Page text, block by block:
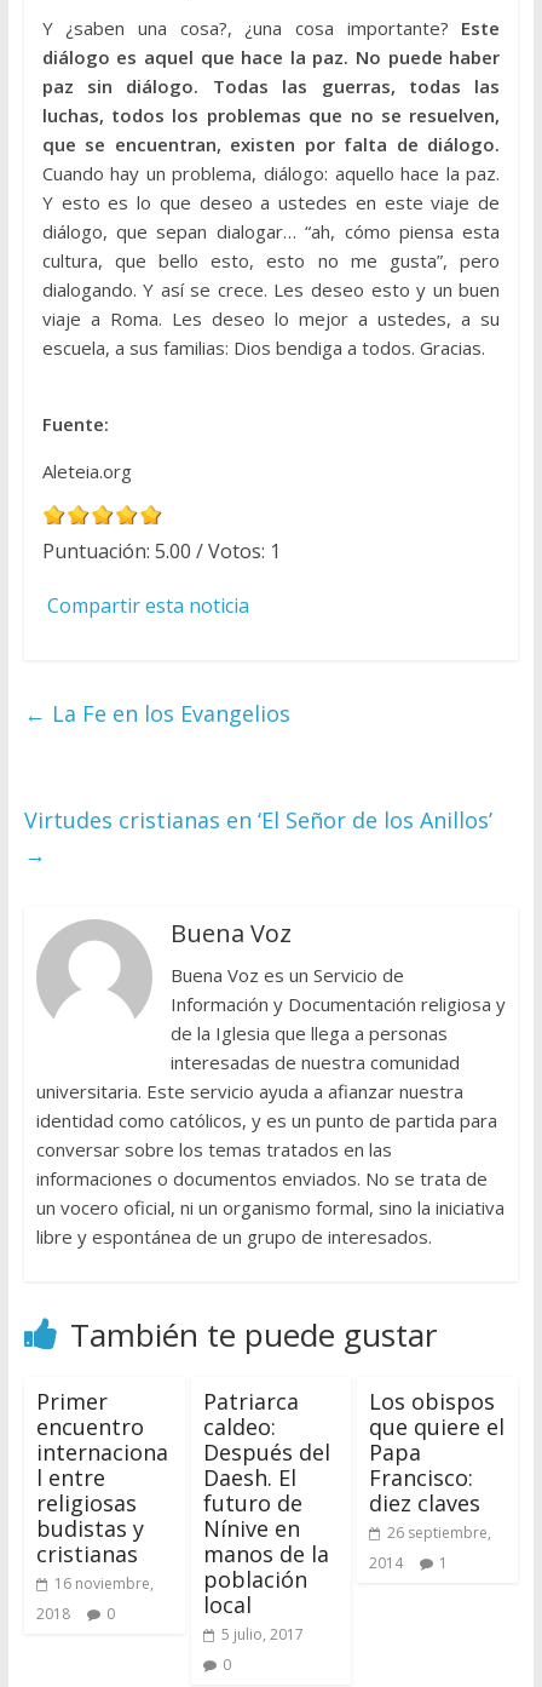
Y ¿saben una cosa?, ¿una cosa importante? Este
diálogo es aquel que hace la paz. No puede haber
paz sin diálogo. Todas las guerras, todas las
luchas, todos los problemas que no se resuelven,
que se encuentran, existen por falta de diálogo.
Cuando hay un problema, diálogo: aquello hace la paz.
Y esto es lo que deseo a ustedes en este viaje de
diálogo, que sepan dialogar… “ah, cómo piensa esta
cultura, que bello esto, esto no me gusta”, pero
dialogando. Y así se crece. Les deseo esto y un buen
viaje a Roma. Les deseo lo mejor a ustedes, a su
escuela, a sus familias: Dios bendiga a todos. Gracias.
Fuente:
Aleteia.org
Puntuación: 5.00 / Votos: 1
Compartir esta noticia
← La Fe en los Evangelios
Virtudes cristianas en ‘El Señor de los Anillos’
→
Buena Voz
Buena Voz es un Servicio de
Información y Documentación religiosa y
de la Iglesia que llega a personas
interesadas de nuestra comunidad
universitaria. Este servicio ayuda a afianzar nuestra
identidad como católicos, y es un punto de partida para
conversar sobre los temas tratados en las
informaciones o documentos enviados. No se trata de
un vocero oficial, ni un organismo formal, sino la iniciativa
libre y espontánea de un grupo de interesados.
También te puede gustar
Primer
encuentro
internaciona
l entre
religiosas
budistas y
cristianas
16 noviembre,
2018
0
Patriarca
caldeo:
Después del
Daesh. El
futuro de
Nínive en
manos de la
población
local
5 julio, 2017
0
Los obispos
que quiere el
Papa
Francisco:
diez claves
26 septiembre,
2014
1